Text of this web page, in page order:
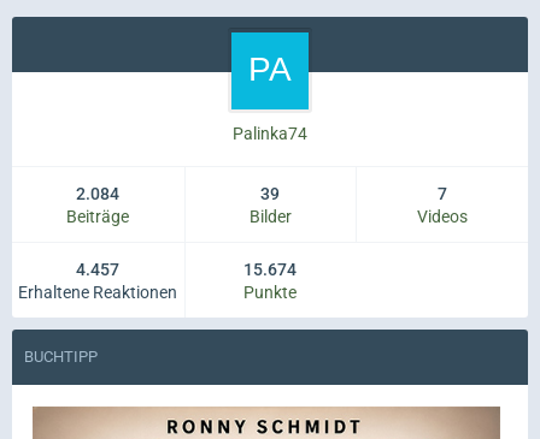
Palinka74
Beiträge
2.084
Bilder
39
Videos
7
Erhaltene Reaktionen
4.457
Punkte
15.674
BUCHTIPP